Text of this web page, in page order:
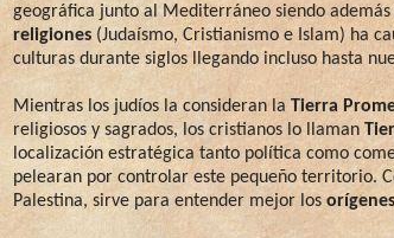
geográfica junto al Mediterráneo siendo
religiones (Judaísmo, Cristianismo e Islam) ha
culturas durante siglos llegando incluso hasta
Mientras los judíos la consideran la Tierra
religiosos y sagrados, los cristianos lo llaman
localización estratégica tanto política como
pelearan por controlar este pequeño territorio.
Palestina, sirve para entender mejor los